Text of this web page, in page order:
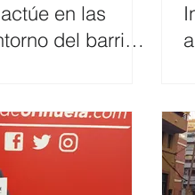
en las
del barrio